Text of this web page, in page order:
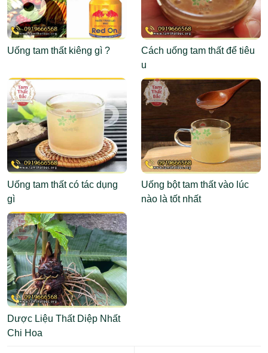
Uống tam thất kiêng gì ?
Cách uống tam thất để tiêu
u
Uống tam thất có tác dụng
gì
Uống bột tam thất vào lúc
nào là tốt nhất
Dược Liệu Thất Diệp Nhất
Chi Hoa